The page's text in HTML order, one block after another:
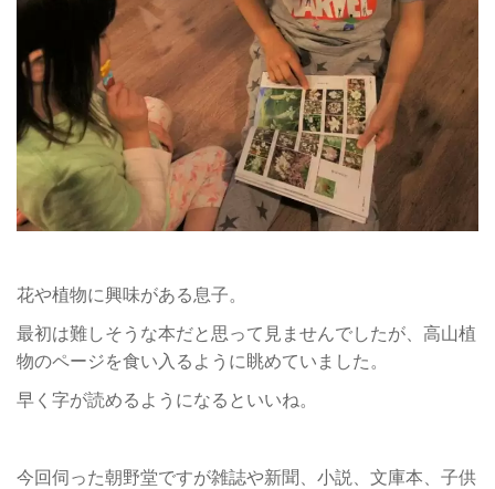
花や植物に興味がある息子。
最初は難しそうな本だと思って見ませんでしたが、高山植
物のページを食い入るように眺めていました。
早く字が読めるようになるといいね。
今回伺った朝野堂ですが雑誌や新聞、小説、文庫本、子供